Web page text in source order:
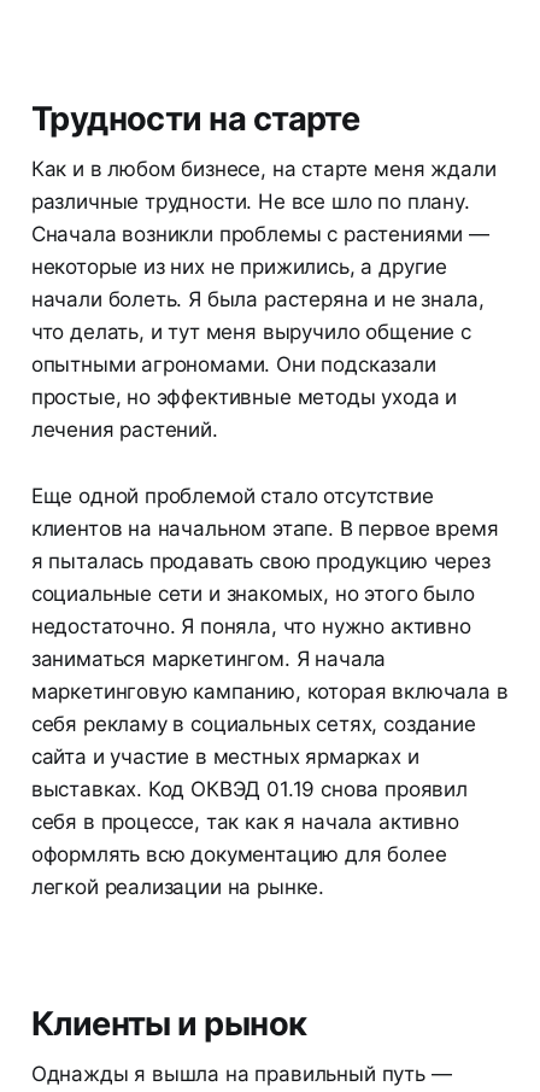
Трудности на старте
Как и в любом бизнесе, на старте меня ждали
различные трудности. Не все шло по плану.
Сначала возникли проблемы с растениями —
некоторые из них не прижились, а другие
начали болеть. Я была растеряна и не знала,
что делать, и тут меня выручило общение с
опытными агрономами. Они подсказали
простые, но эффективные методы ухода и
лечения растений.
Еще одной проблемой стало отсутствие
клиентов на начальном этапе. В первое время
я пыталась продавать свою продукцию через
социальные сети и знакомых, но этого было
недостаточно. Я поняла, что нужно активно
заниматься маркетингом. Я начала
маркетинговую кампанию, которая включала в
себя рекламу в социальных сетях, создание
сайта и участие в местных ярмарках и
выставках. Код ОКВЭД 01.19 снова проявил
себя в процессе, так как я начала активно
оформлять всю документацию для более
легкой реализации на рынке.
Клиенты и рынок
Однажды я вышла на правильный путь —